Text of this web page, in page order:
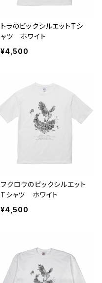
トラのビックシルエットTシ
ャツ ホワイト
¥4,500
フクロウのビックシルエット
Tシャツ ホワイト
¥4,500